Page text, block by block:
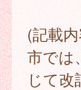
(記載
市では
じて改